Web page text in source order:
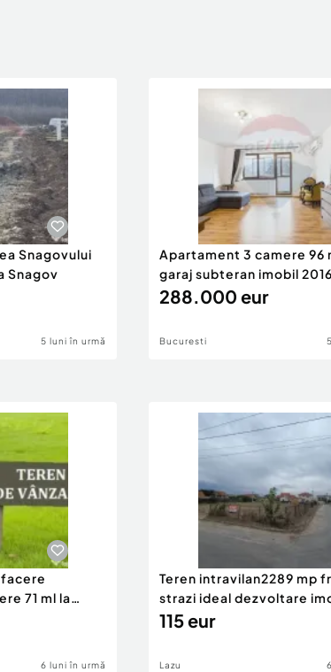
Snagovului
Snagov
5 luni în urmă
Apartament 3 camere 96
garaj subteran imobil
288.000 eur
Bucuresti
71 ml la
6 luni în urmă
Teren intravilan2289 mp
strazi ideal dezvoltare
115 eur
Lazu